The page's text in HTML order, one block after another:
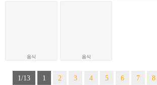
음식 음식
1/13 1 2 3 4 5 6 7 8